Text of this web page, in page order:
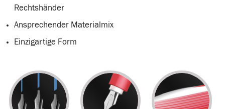
Rechtshänder
Ansprechender Materialmix
Einzigartige Form